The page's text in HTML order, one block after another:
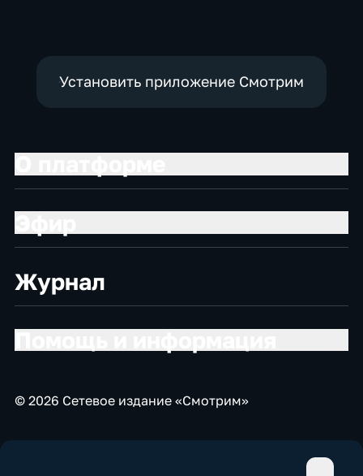
Установить приложение Смотрим
Журнал
© 2026 Сетевое издание «Смотрим»